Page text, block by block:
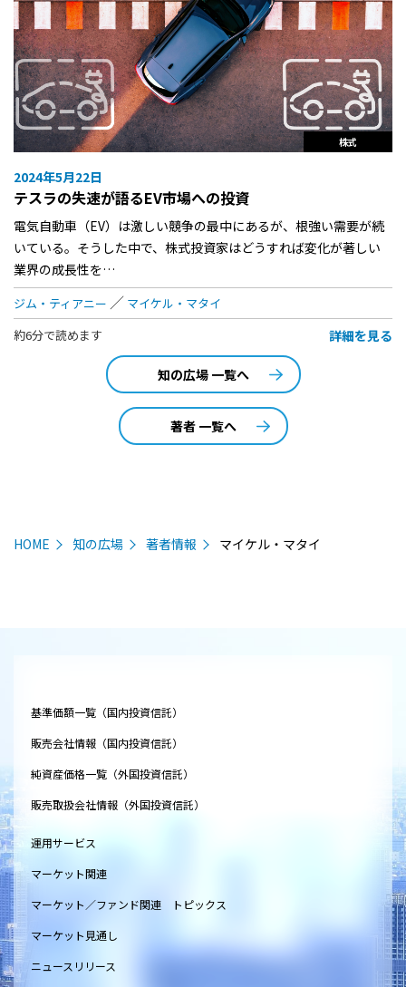
株式
2024年5月22日
テスラの失速が語るEV市場への投資
電気自動車（EV）は激しい競争の最中にあるが、根強い需要が続
いている。そうした中で、株式投資家はどうすれば変化が著しい
業界の成長性を…
ジム・ティアニー
マイケル・マタイ
約6分で読めます
詳細を見る
知の広場 一覧へ
著者 一覧へ
HOME 知の広場 著者情報 マイケル・マタイ
基準価額一覧（国内投資信託）
販売会社情報（国内投資信託）
純資産価格一覧（外国投資信託）
販売取扱会社情報（外国投資信託）
運用サービス
マーケット関連
マーケット／ファンド関連 トピックス
マーケット見通し
ニュースリリース